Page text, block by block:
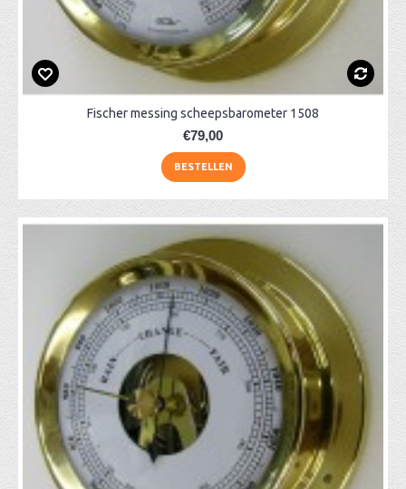
Fischer messing scheepsbarometer 1508
€79,00
BESTELLEN